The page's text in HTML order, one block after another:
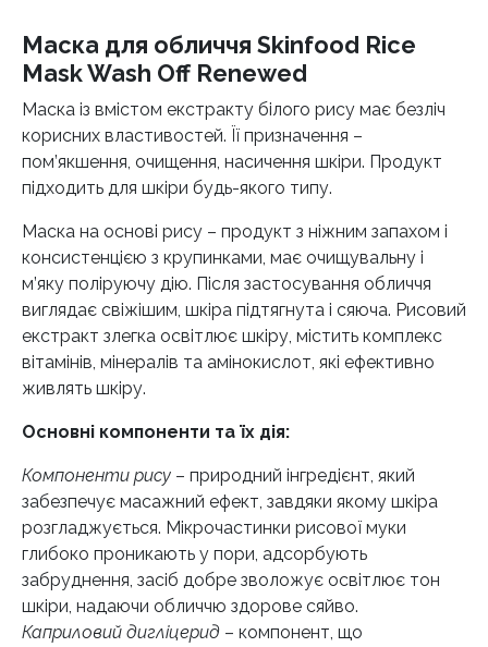
Маска для обличчя Skinfood Rice
Mask Wash Off Renewed
Маска із вмістом екстракту білого рису має безліч
корисних властивостей. Її призначення –
пом’якшення, очищення, насичення шкіри. Продукт
підходить для шкіри будь-якого типу.
Маска на основі рису – продукт з ніжним запахом і
консистенцією з крупинками, має очищувальну і
м’яку поліруючу дію. Після застосування обличчя
виглядає свіжішим, шкіра підтягнута і сяюча. Рисовий
екстракт злегка освітлює шкіру, містить комплекс
вітамінів, мінералів та амінокислот, які ефективно
живлять шкіру.
Основні компоненти та їх дія:
Компоненти рису – природний інгредієнт, який
забезпечує масажний ефект, завдяки якому шкіра
розгладжується. Мікрочастинки рисової муки
глибоко проникають у пори, адсорбують
забруднення, засіб добре зволожує освітлює тон
шкіри, надаючи обличчю здорове сяйво.
Каприловий дигліцерид – компонент, що